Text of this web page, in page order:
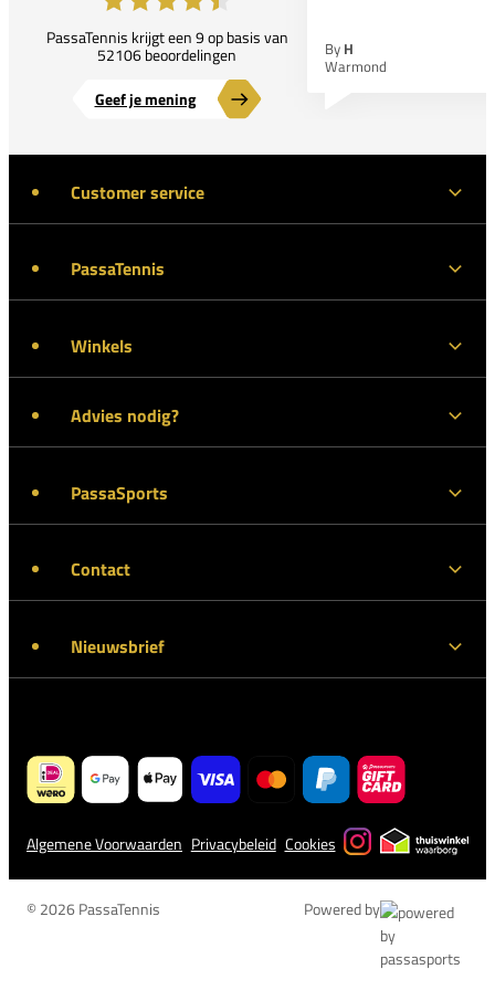
PassaTennis krijgt een 9 op basis van
52106 beoordelingen
Geef je mening
By H
Warmond
Customer service
PassaTennis
Winkels
Advies nodig?
PassaSports
Contact
Nieuwsbrief
Algemene Voorwaarden Privacybeleid Cookies
© 2026 PassaTennis Powered by